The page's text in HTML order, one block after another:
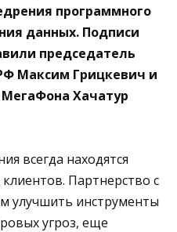
программного
данных. Подписи
председатель
Максим Грицкевич и
Хачатур
всегда находятся
Партнерство с
улучшить инструменты
угроз, еще